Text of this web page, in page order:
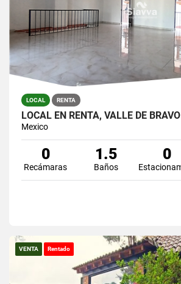
LOCAL RENTA
LOCAL EN RENTA, VALLE DE BRAVO
Mexico
0
Recámaras
1.5
Baños
0
VENTA Rentado